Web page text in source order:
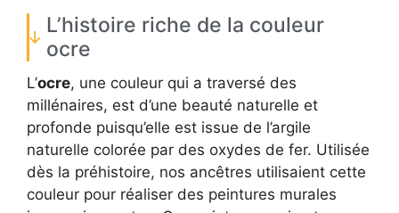
L’histoire riche de la couleur
ocre
L’ocre, une couleur qui a traversé des
millénaires, est d’une beauté naturelle et
profonde puisqu’elle est issue de l’argile
naturelle colorée par des oxydes de fer. Utilisée
dès la préhistoire, nos ancêtres utilisaient cette
couleur pour réaliser des peintures murales